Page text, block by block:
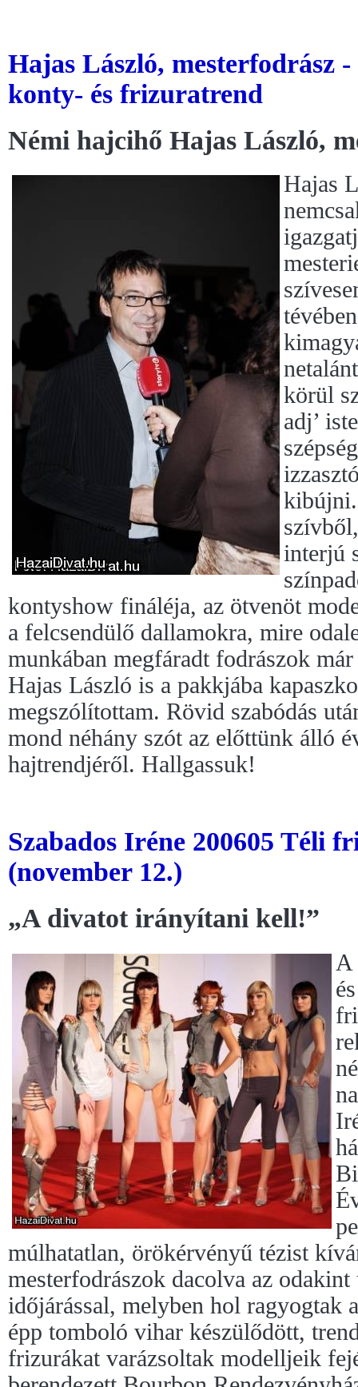
Hajas László, mesterfodrász -
konty- és frizuratrend
Némi hajcihő Hajas László,
Hajas
körül
adj’
interjú
kontyshow fináléja, az ötvenöt
a felcsendülő dallamokra, mire
munkában megfáradt fodrászok
Hajas László is a pakkjába
megszólítottam. Rövid szabódás
mond néhány szót az előttünk álló
hajtrendjéről. Hallgassuk!
Szabados Iréne 200605 Téli
(november 12.)
„A divatot irányítani kell!”
A
múlhatatlan, örökérvényű tézist
mesterfodrászok dacolva az
időjárással, melyben hol ragyogtak
épp tomboló vihar készülődött,
frizurákat varázsoltak modelljeik